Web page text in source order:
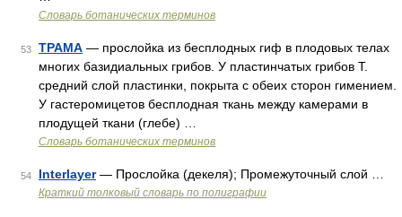
Словарь ботанических терминов
53 ТРАМА — прослойка из бесплодных гиф в плодовых телах
многих базидиальных грибов. У пластинчатых грибов Т.
средний слой пластинки, покрыта с обеих сторон гимением.
У гастеромицетов бесплодная ткань между камерами в
плодущей ткани (глебе) …
Словарь ботанических терминов
54 Interlayer— Прослойка (декеля); Промежуточный слой …
Краткий толковый словарь по полиграфии